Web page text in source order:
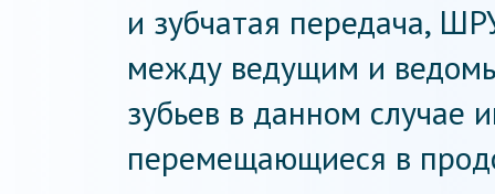
и зубчатая передача,
между ведущим и
зубьев в данном случае
перемещающиеся в